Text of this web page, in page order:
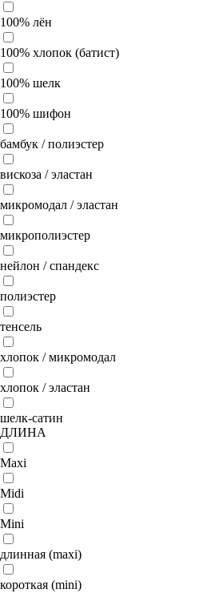
100% лён
100% хлопок (батист)
100% шелк
100% шифон
бамбук / полиэстер
вискоза / эластан
микромодал / эластан
микрополиэстер
нейлон / спандекс
полиэстер
тенсель
хлопок / микромодал
хлопок / эластан
шелк-сатин
ДЛИНА
Maxi
Midi
Mini
длинная (maxi)
короткая (mini)